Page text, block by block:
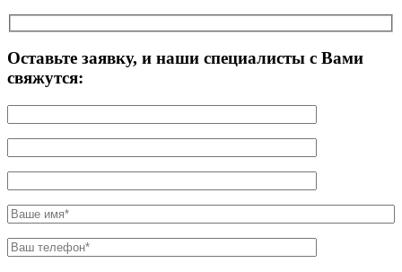
Оставьте заявку, и наши специалисты с Вами
свяжутся: